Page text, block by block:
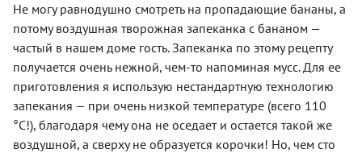
Не могу равнодушно смотреть на пропадающие бананы, а
потому воздушная творожная запеканка с бананом —
частый в нашем доме гость. Запеканка по этому рецепту
получается очень нежной, чем-то напоминая мусс. Для ее
приготовления я использую нестандартную технологию
запекания — при очень низкой температуре (всего 110
°С!), благодаря чему она не оседает и остается такой же
воздушной, а сверху не образуется корочки! Но, чем сто